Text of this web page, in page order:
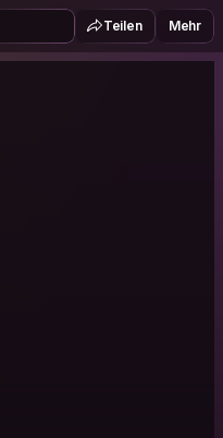
Teilen Mehr